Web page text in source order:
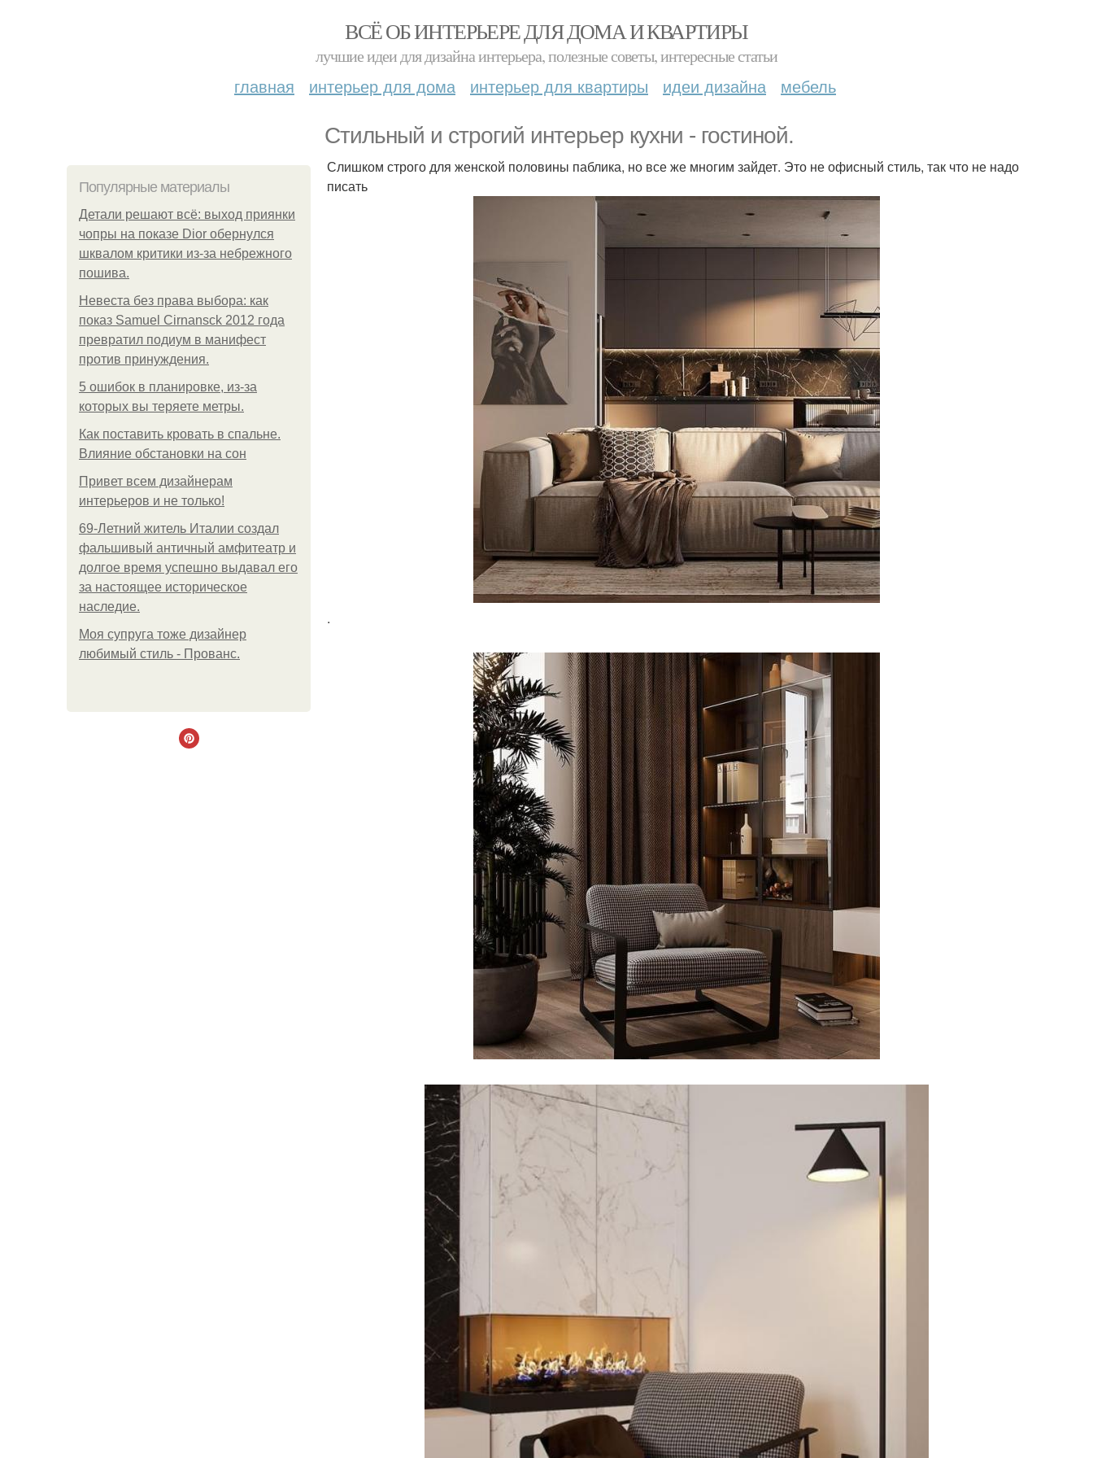
ВСЁ ОБ ИНТЕРЬЕРЕ ДЛЯ ДОМА И КВАРТИРЫ
лучшие идеи для дизайна интерьера, полезные советы, интересные статьи
главная интерьер для дома интерьер для квартиры идеи дизайна мебель
Стильный и строгий интерьер кухни - гостиной.
Популярные материалы
Детали решают всё: выход приянки
чопры на показе Dior обернулся
шквалом критики из-за небрежного
пошива.
Невеста без права выбора: как
показ Samuel Cirnansck 2012 года
превратил подиум в манифест
против принуждения.
5 ошибок в планировке, из-за
которых вы теряете метры.
Как поставить кровать в спальне.
Влияние обстановки на сон
Привет всем дизайнерам
интерьеров и не только!
69-Летний житель Италии создал
фальшивый античный амфитеатр и
долгое время успешно выдавал его
за настоящее историческое
наследие.
Моя супруга тоже дизайнер
любимый стиль - Прованс.
Слишком строго для женской половины паблика, но все же многим зайдет. Это не офисный стиль, так что не надо
писать
.